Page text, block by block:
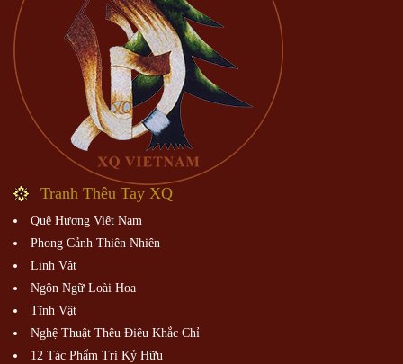
Tranh Thêu Tay XQ
Quê Hương Việt Nam
Phong Cảnh Thiên Nhiên
Linh Vật
Ngôn Ngữ Loài Hoa
Tĩnh Vật
Nghệ Thuật Thêu Điêu Khắc Chỉ
12 Tác Phẩm Tri Kỷ Hữu